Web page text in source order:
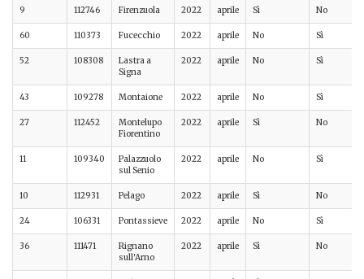
9 112746 Firenzuola 2022 aprile Sì No
60 110373 Fucecchio 2022 aprile No Sì
52 108308
Lastra a
Signa
2022 aprile No Sì
43 109278 Montaione 2022 aprile No Sì
27 112452
Montelupo
Fiorentino
2022 aprile Sì No
11 109340
Palazzuolo
sul Senio
2022 aprile No Sì
10 112931 Pelago 2022 aprile Sì No
24 106331 Pontassieve 2022 aprile No Sì
36 111471
Rignano
sull'Arno
2022 aprile Sì No